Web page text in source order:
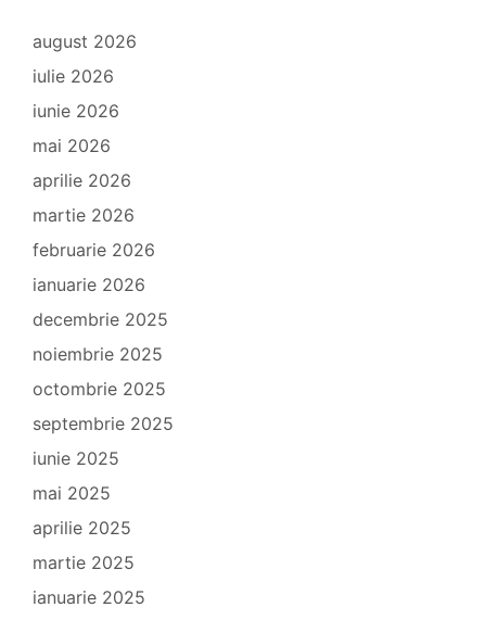
august 2026
iulie 2026
iunie 2026
mai 2026
aprilie 2026
martie 2026
februarie 2026
ianuarie 2026
decembrie 2025
noiembrie 2025
octombrie 2025
septembrie 2025
iunie 2025
mai 2025
aprilie 2025
martie 2025
ianuarie 2025